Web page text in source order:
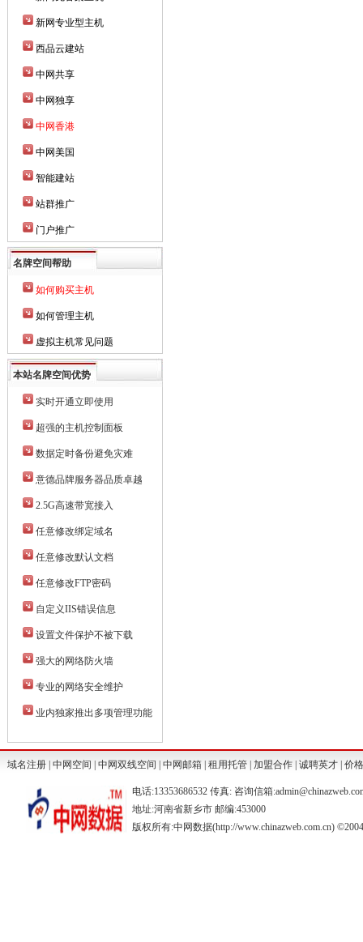
新网专业型主机
西品云建站
中网共享
中网独享
中网香港
中网美国
智能建站
站群推广
门户推广
名牌空间帮助
如何购买主机
如何管理主机
虚拟主机常见问题
本站名牌空间优势
实时开通立即使用
超强的主机控制面板
数据定时备份避免灾难
意德品牌服务器品质卓越
2.5G高速带宽接入
任意修改绑定域名
任意修改默认文档
任意修改FTP密码
自定义IIS错误信息
设置文件保护不被下载
强大的网络防火墙
专业的网络安全维护
业内独家推出多项管理功能
域名注册 中网空间 中网双线空间 中网邮箱 租用托管 加盟合作 诚聘英才 价
电话:13353686532 传真: 咨询信箱
地址:河南省新乡市 邮编:453000
版权所有:中网数据(http://www.chinazweb.com.cn)